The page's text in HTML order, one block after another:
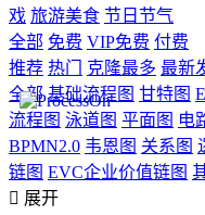
戏 旅游美食 节日节气
全部 免费 VIP免费 付费
推荐 热门 克隆最多 最新
全部 基础流程图 甘特图
流程图 泳道图 平面图 电
BPMN2.0 韦恩图 关系图
链图 EVC企业价值链图
 展开